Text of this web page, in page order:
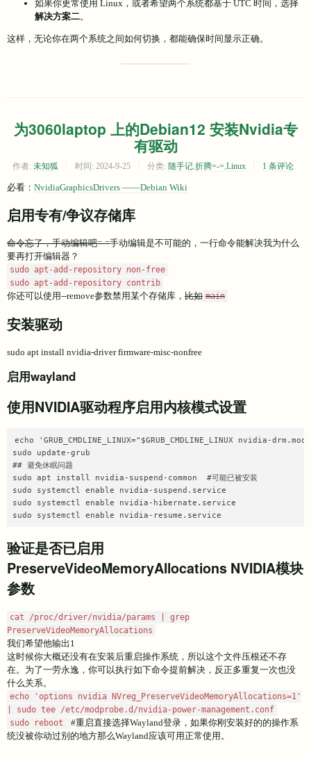
如果你更常使用 Linux，或者希望两个系统都基于 UTC 时间，选择
解决方案二。
这样，无论你在两个系统之间如何切换，都能确保时间显示正确。
为3060laptop 上的Debian12 安装Nvidia专
有驱动
作者: 未知狐 时间: 2024-9-25 分类: 随手记,折腾=-=,Linux 1 条评论
必看： NvidiaGraphicsDrivers ——Debian Wiki
启用专有/争议存储库
命令忘了，手动编辑吧=-=手动编辑是不可能的，一行命令能解决我为什么
要再打开编辑器？
sudo apt-add-repository non-free
sudo apt-add-repository contrib
你还可以使用--remove参数禁用某个存储库， 比如 main
安装驱动
sudo apt install nvidia-driver firmware-misc-nonfree
启用wayland
使用NVIDIA驱动程序启用内核模式设置
echo 'GRUB_CMDLINE_LINUX="$GRUB_CMDLINE_LINUX
sudo update-grub
## 避免休眠问题
sudo apt install nvidia-suspend-common  #可能已被安装
sudo systemctl enable nvidia-suspend.service
sudo systemctl enable nvidia-hibernate.service
sudo systemctl enable nvidia-resume.service
验证是否已启用
PreserveVideoMemoryAllocations NVIDIA模块
参数
cat /proc/driver/nvidia/params | grep
PreserveVideoMemoryAllocations
我们希望他输出1
这时候你大概还没有在安装后重启操作系统，所以这个文件压根还不存
在。为了一劳永逸，你可以执行如下命令提前解决，反正多重复一次也没
什么关系。
echo 'options nvidia NVreg_PreserveVideoMemoryAllocations=1'
| sudo tee /etc/modprobe.d/nvidia-power-management.conf
sudo reboot
#重启直接选择Wayland登录，如果你刚安装好的的操作系
统没被你动过别的地方那么Wayland应该可用正常使用。